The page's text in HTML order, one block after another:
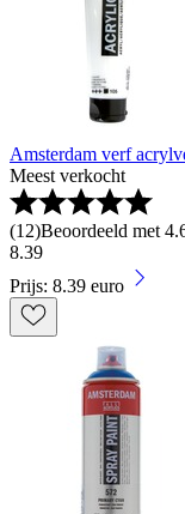
Amsterdam verf
Meest verkocht
(12)Beoordeeld met
8.39
Prijs: 8.39 euro